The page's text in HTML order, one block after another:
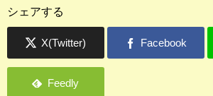
シェアする